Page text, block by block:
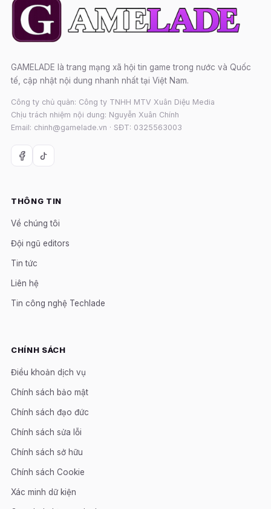
GAMELADE là trang mạng xã hội tin game trong nước và Quốc
tế, cập nhật nội dung nhanh nhất tại Việt Nam.
Công ty chủ quản: Công ty TNHH MTV Xuân Diệu Media
Chịu trách nhiệm nội dung: Nguyễn Xuân Chính
Email: chinh@gamelade.vn · SĐT: 0325563003
THÔNG TIN
Về chúng tôi
Đội ngũ editors
Tin tức
Liên hệ
Tin công nghệ Techlade
CHÍNH SÁCH
Điều khoản dịch vụ
Chính sách bảo mật
Chính sách đạo đức
Chính sách sửa lỗi
Chính sách sở hữu
Chính sách Cookie
Xác minh dữ kiện